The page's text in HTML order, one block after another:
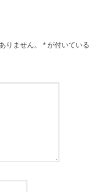
りません。 * が付いている